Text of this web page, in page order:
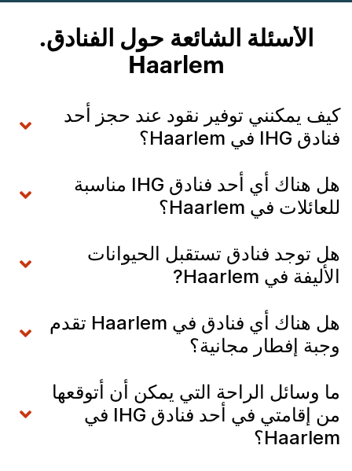
الأسئلة الشائعة حول الفنادق.
Haarlem
كيف يمكنني توفير نقود عند حجز أحد
فنادق IHG في Haarlem؟
هل هناك أي أحد فنادق IHG مناسبة
للعائلات في Haarlem؟
هل توجد فنادق تستقبل الحيوانات
الأليفة في Haarlem?
هل هناك أي فنادق في Haarlem تقدم
وجبة إفطار مجانية؟
ما وسائل الراحة التي يمكن أن أتوقعها
من إقامتي في أحد فنادق IHG في
Haarlem؟